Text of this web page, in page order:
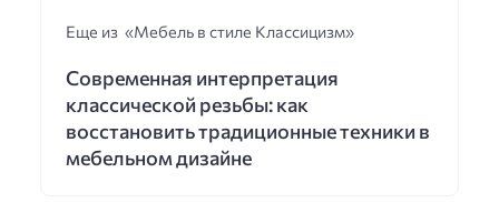
Еще из «Мебель в стиле Классицизм»
Современная интерпретация
классической резьбы: как
восстановить традиционные техники в
мебельном дизайне